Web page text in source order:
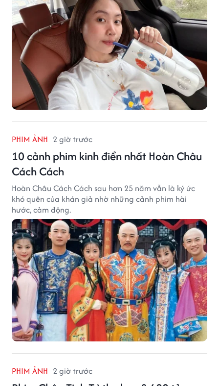
PHIM ẢNH 2 giờ trước
10 cảnh phim kinh điển nhất Hoàn Châu
Cách Cách
Hoàn Châu Cách Cách sau hơn 25 năm vẫn là ký ức
khó quên của khán giả nhờ những cảnh phim hài
hước, cảm động.
PHIM ẢNH 2 giờ trước